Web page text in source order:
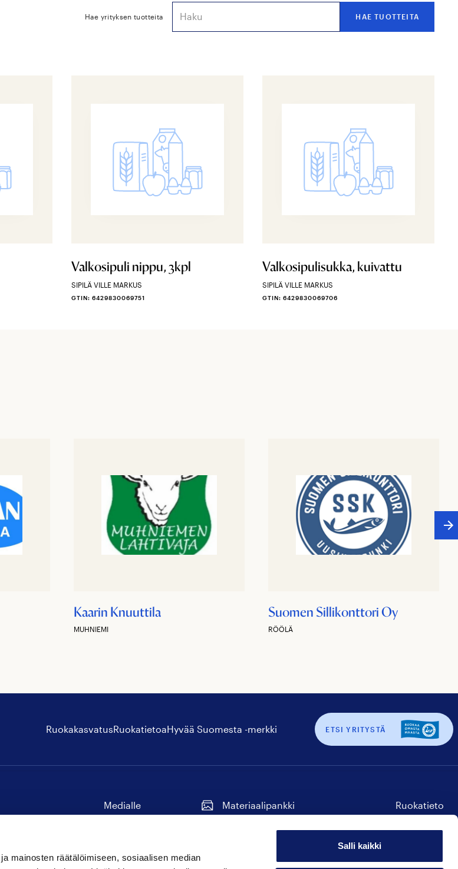
mainosten räätälöimiseen, sosiaalisen median
Salli kaikki
Hae yrityksen tuotteita
Valkosipuli nippu, 3kpl
SIPILÄ VILLE MARKUS
GTIN: 6429830069751
Valkosipulisukka, kuivattu
SIPILÄ VILLE MARKUS
GTIN: 6429830069706
Kaarin Knuuttila
MUHNIEMI
Suomen Sillikonttori Oy
RÖÖLÄ
RuokakasvatusRuokatietoaHyvää Suomesta -merkki ETSI YRITYSTÄ
Medialle
Materiaalipankki
Ruokatieto
meitämeitämeitä
Hyvää Suomesta